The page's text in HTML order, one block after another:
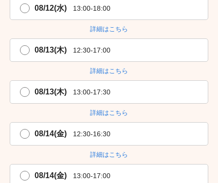
08/12(水) 13:00-18:00
詳細はこちら
08/13(木) 12:30-17:00
詳細はこちら
08/13(木) 13:00-17:30
詳細はこちら
08/14(金) 12:30-16:30
詳細はこちら
08/14(金) 13:00-17:00